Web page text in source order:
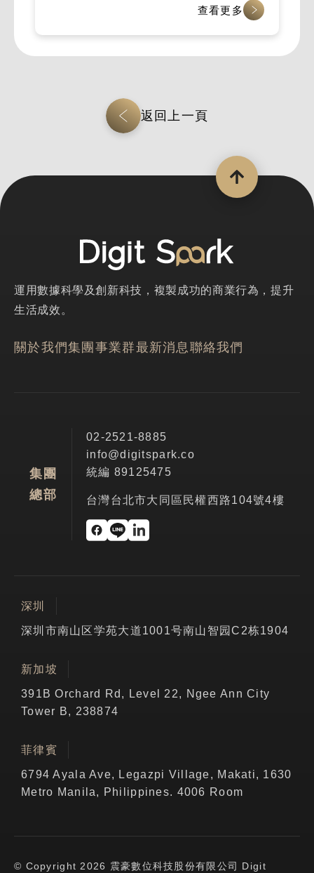
查看更多
返回上一頁
運用數據科學及創新科技，複製成功的商業行為，提升
生活成效。
關於我們集團事業群最新消息聯絡我們
集團
總部
02-2521-8885
info@digitspark.co
統編 89125475
台灣台北市大同區民權西路104號4樓
深圳
深圳市南山区学苑大道1001号南山智园C2栋1904
新加坡
391B Orchard Rd, Level 22, Ngee Ann City
Tower B, 238874
菲律賓
6794 Ayala Ave, Legazpi Village, Makati, 1630
Metro Manila, Philippines. 4006 Room
© Copyright 2026 震豪數位科技股份有限公司 Digit